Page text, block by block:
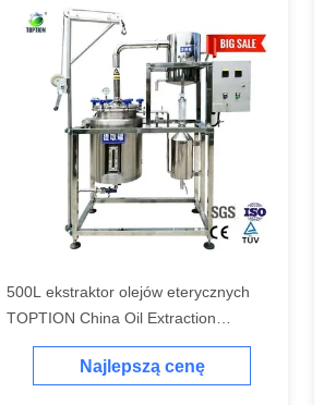
500L ekstraktor olejów eterycznych
TOPTION China Oil Extraction
Equipment
Najlepszą cenę